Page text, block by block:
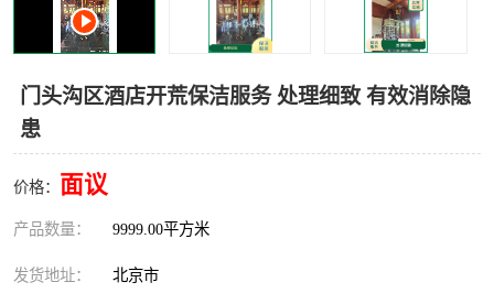
门头沟区酒店开荒保洁服务 处理细致 有效消除隐
患
价格： 面议
产品数量： 9999.00平方米
发货地址： 北京市